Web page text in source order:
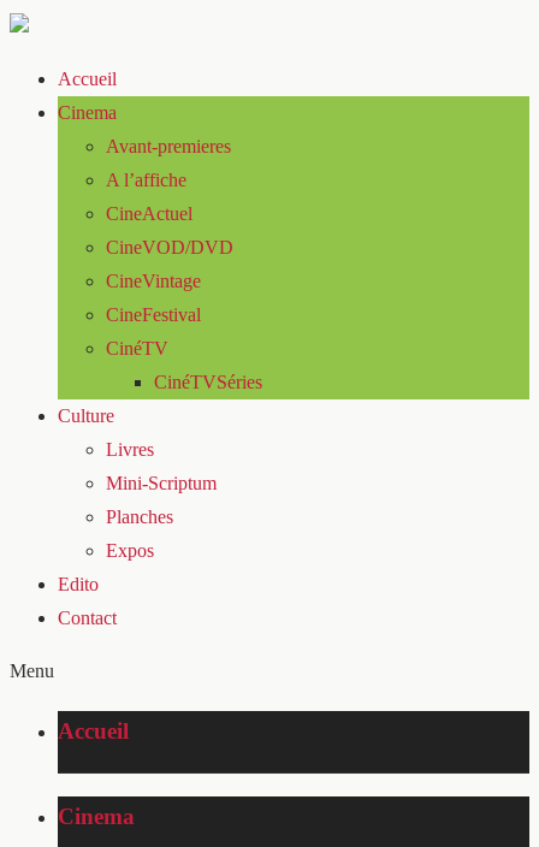
Accueil
Cinema
Avant-premieres
A l’affiche
CineActuel
CineVOD/DVD
CineVintage
CineFestival
CinéTV
CinéTVSéries
Culture
Livres
Mini-Scriptum
Planches
Expos
Edito
Contact
Menu
Accueil
Cinema